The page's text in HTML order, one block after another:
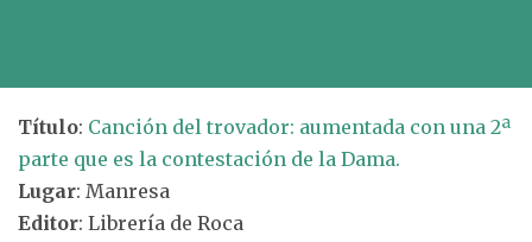
Título: Canción del trovador: aumentada con una 2ª
parte que es la contestación de la Dama.
Lugar: Manresa
Editor: Librería de Roca